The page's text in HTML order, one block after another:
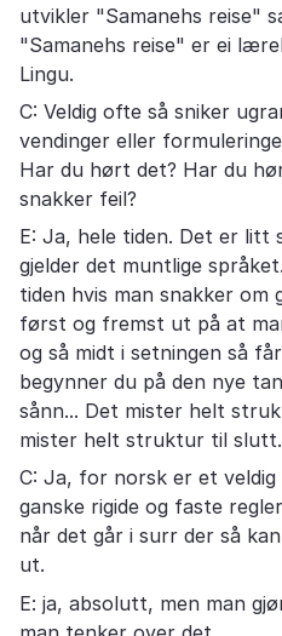
utvikler "Samanehs reise"
"Samanehs reise" er ei
Lingu.
C: Veldig ofte så sniker
vendinger eller
Har du hørt det? Har du
snakker feil?
E: Ja, hele tiden. Det er litt
gjelder det muntlige
tiden hvis man snakker om
først og fremst ut på at
og så midt i setningen så
begynner du på den nye
sånn... Det mister helt
mister helt struktur til
C: Ja, for norsk er et
ganske rigide og faste
når det går i surr der så
ut.
E: ja, absolutt, men man